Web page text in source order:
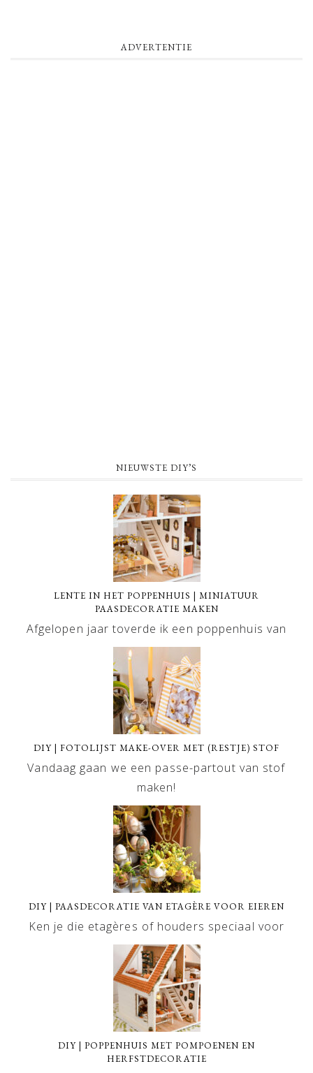
ADVERTENTIE
NIEUWSTE DIY’S
LENTE IN HET POPPENHUIS | MINIATUUR
PAASDECORATIE MAKEN
Afgelopen jaar toverde ik een poppenhuis van
DIY | FOTOLIJST MAKE-OVER MET (RESTJE) STOF
Vandaag gaan we een passe-partout van stof
maken!
DIY | PAASDECORATIE VAN ETAGÈRE VOOR EIEREN
Ken je die etagères of houders speciaal voor
DIY | POPPENHUIS MET POMPOENEN EN
HERFSTDECORATIE